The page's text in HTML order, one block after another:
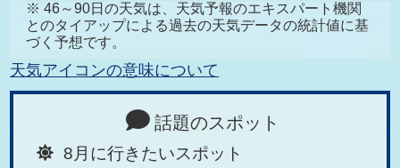
※ 46～90日の天気は、天気予報のエキスパート機関
とのタイアップによる過去の天気データの統計値に基
づく予想です。
天気アイコンの意味について
話題のスポット
8月に行きたいスポット